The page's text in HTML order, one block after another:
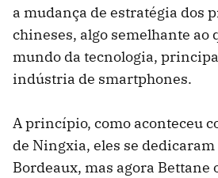
a mudança de estratégia dos
chineses, algo semelhante ao
mundo da tecnologia,
indústria de smartphones.
A princípio, como aconteceu
de Ningxia, eles se
Bordeaux, mas agora Bettane